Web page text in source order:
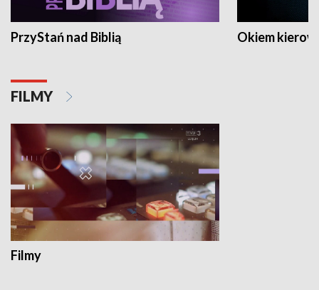
PrzyStań nad Biblią Okiem
FILMY
Filmy